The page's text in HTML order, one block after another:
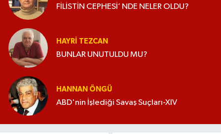
FİLİSTİN CEPHESİ’ NDE NELER OLDU?
HAYRI TEZCAN
BUNLAR UNUTULDU MU?
HANNAN ÖNGÜ
ABD'nin İşlediği Savaş Suçları-XIV